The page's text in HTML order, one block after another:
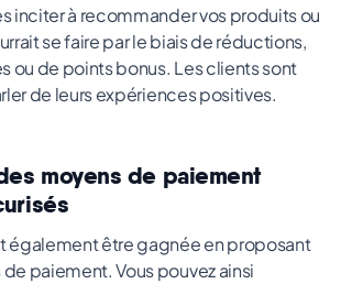
inciter à recommander vos produits ou
se faire par le biais de réductions,
ou de points bonus. Les clients sont
de leurs expériences positives.
moyens de paiement
également être gagnée en proposant
paiement. Vous pouvez ainsi